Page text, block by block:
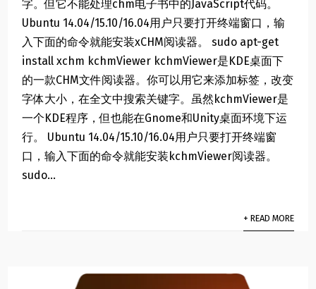
字。但它不能处理chm电子书中的JavaScript代码。
Ubuntu 14.04/15.10/16.04用户只要打开终端窗口，输
入下面的命令就能安装xCHM阅读器。 sudo apt-get
install xchm kchmViewer kchmViewer是KDE桌面下
的一款CHM文件阅读器。你可以用它来添加标签，改变
字体大小，在全文中搜索关键字。虽然kchmViewer是
一个KDE程序，但也能在Gnome和Unity桌面环境下运
行。 Ubuntu 14.04/15.10/16.04用户只要打开终端窗
口，输入下面的命令就能安装kchmViewer阅读器。
sudo...
+ READ MORE